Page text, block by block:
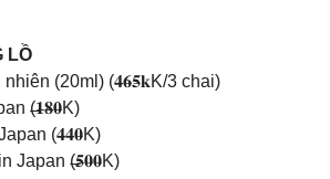
LỒ
(20ml) (𝟒̶𝟔̶𝟓̶𝐤K/3 chai)
(̶̶𝟏̶̶𝟖̶̶𝟎̶̶K)
(𝟒̶𝟒̶𝟎̶K)
Japan (̶𝟓̶𝟎̶𝟎̶K)